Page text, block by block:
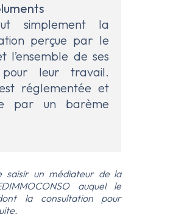
simplement la
perçue par le
l’ensemble de ses
pour leur travail.
réglementée et
par un barème
saisir un médiateur de la
auquel le
la consultation pour